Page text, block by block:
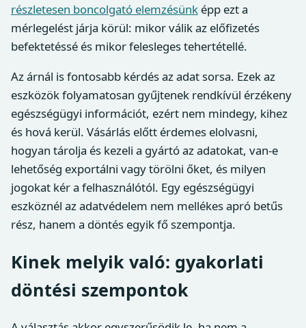
részletesen boncolgató elemzésünk épp ezt a
mérlegelést járja körül: mikor válik az előfizetés
befektetéssé és mikor felesleges tehertétellé.
Az árnál is fontosabb kérdés az adat sorsa. Ezek az
eszközök folyamatosan gyűjtenek rendkívül érzékeny
egészségügyi információt, ezért nem mindegy, kihez
és hová kerül. Vásárlás előtt érdemes elolvasni,
hogyan tárolja és kezeli a gyártó az adatokat, van-e
lehetőség exportálni vagy törölni őket, és milyen
jogokat kér a felhasználótól. Egy egészségügyi
eszköznél az adatvédelem nem mellékes apró betűs
rész, hanem a döntés egyik fő szempontja.
Kinek melyik való: gyakorlati
döntési szempontok